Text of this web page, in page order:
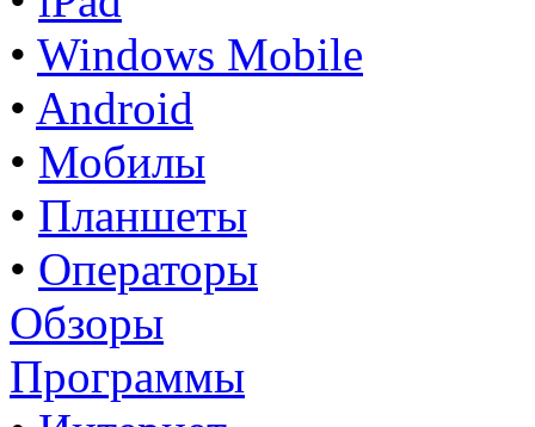
• Windows Mobile
• Android
• Мобилы
• Планшеты
• Операторы
Обзоры
Программы